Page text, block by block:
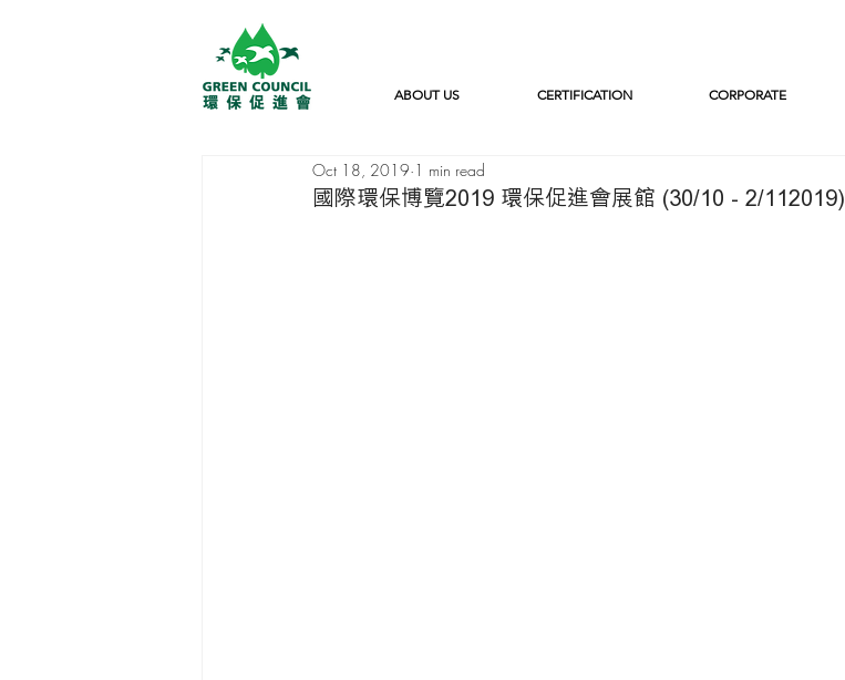
ABOUT US CERTIFICATION CORPORATE
國際環保博覽2019 環保促進會展館 (30/10 - 2/112019)
Oct 18, 2019 1 min read